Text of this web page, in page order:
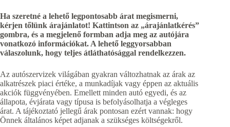
Ha szeretné a lehető legpontosabb árat megismerni,
kérjen tőlünk árajánlatot! Kattintson az „árajánlatkérés”
gombra, és a megjelenő formban adja meg az autójára
vonatkozó információkat. A lehető leggyorsabban
válaszolunk, hogy teljes átláthatósággal rendelkezzen.
Az autószervizek világában gyakran változhatnak az árak az
alkatrészek piaci értéke, a munkadíjak vagy éppen az aktuális
akciók függvényében. Emellett minden autó egyedi, és az
állapota, évjárata vagy típusa is befolyásolhatja a végleges
árat. A tájékoztató jellegű árak pontosan ezért vannak: hogy
Önnek általános képet adjanak a szükséges költségekről.